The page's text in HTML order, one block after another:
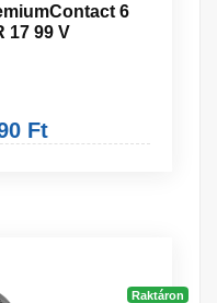
6
17 99 V
Ft
Raktáron